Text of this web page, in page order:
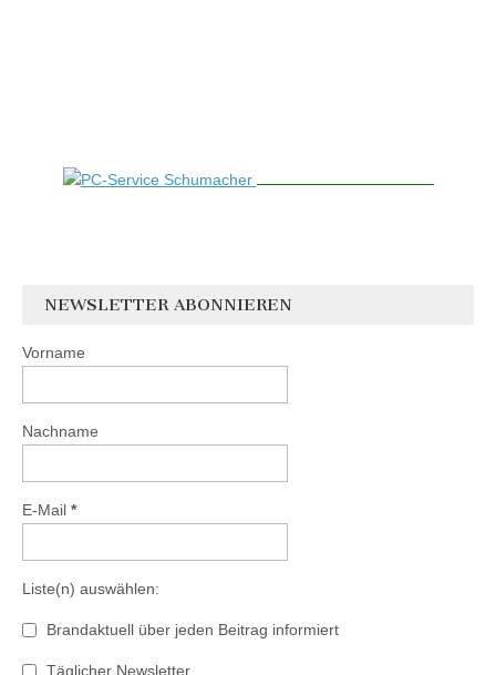
NEWSLETTER ABONNIEREN
Vorname
Nachname
E-Mail *
Liste(n) auswählen:
Brandaktuell über jeden Beitrag informiert
Täglicher Newsletter